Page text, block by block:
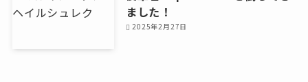
ました！
2025年2月27日